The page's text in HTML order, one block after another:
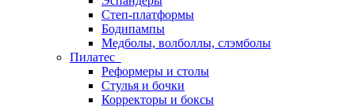
Степ-платформы
Бодипампы
Медболы, волболлы, слэмболы
Пилатес
Реформеры и столы
Стулья и бочки
Корректоры и боксы